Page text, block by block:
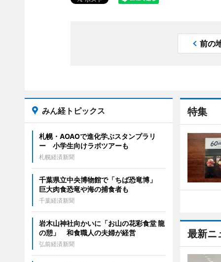
前の
特集
最新ニ
みん経トピックス
札幌・AOAOで進化学ぶスタンプラリ
ー 小学生向けラボツアーも
札幌経済新聞
千葉県立中央博物館で「ちば恐竜博」
巨大肉食恐竜や海の捕食者も
千葉経済新聞
岩木山神社向かいに「お山の花彩食堂 龍
の憩」 和食職人の夫婦が経営
弘前経済新聞